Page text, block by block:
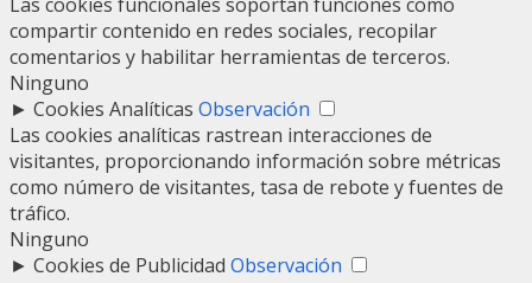
compartir contenido en redes sociales, recopilar
comentarios y habilitar herramientas de terceros.
Ninguno
► Cookies Analíticas Observación
Las cookies analíticas rastrean interacciones de
visitantes, proporcionando información sobre métricas
como número de visitantes, tasa de rebote y fuentes de
tráfico.
Ninguno
► Cookies de Publicidad Observación